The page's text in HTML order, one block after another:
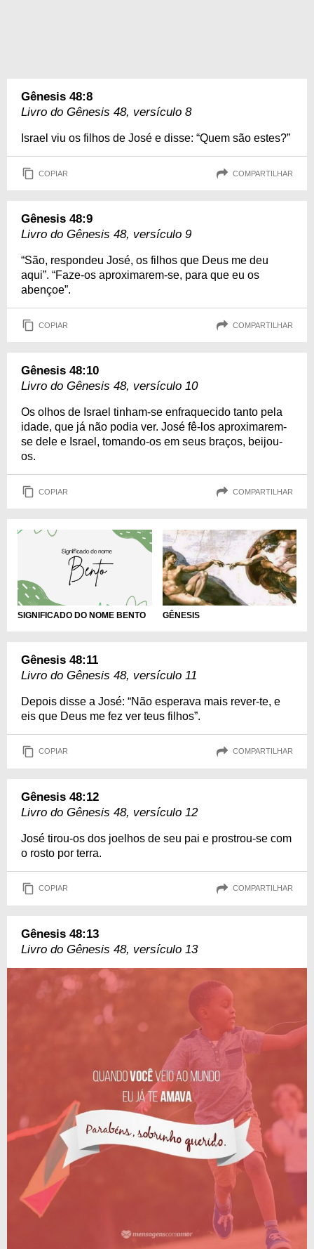
Gênesis 48:8
Livro do Gênesis 48, versículo 8
Israel viu os filhos de José e disse: “Quem são estes?”
COPIAR COMPARTILHAR
Gênesis 48:9
Livro do Gênesis 48, versículo 9
“São, respondeu José, os filhos que Deus me deu
aqui”. “Faze-os aproximarem-se, para que eu os
abençoe”.
COPIAR COMPARTILHAR
Gênesis 48:10
Livro do Gênesis 48, versículo 10
Os olhos de Israel tinham-se enfraquecido tanto pela
idade, que já não podia ver. José fê-los aproximarem-
se dele e Israel, tomando-os em seus braços, beijou-
os.
COPIAR COMPARTILHAR
SIGNIFICADO DO NOME BENTO GÊNESIS
Gênesis 48:11
Livro do Gênesis 48, versículo 11
Depois disse a José: “Não esperava mais rever-te, e
eis que Deus me fez ver teus filhos”.
COPIAR COMPARTILHAR
Gênesis 48:12
Livro do Gênesis 48, versículo 12
José tirou-os dos joelhos de seu pai e prostrou-se com
o rosto por terra.
COPIAR COMPARTILHAR
Gênesis 48:13
Livro do Gênesis 48, versículo 13